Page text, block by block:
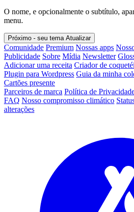
O nome, e opcionalmente o subtítulo,
menu.
Próximo - seu tema Atualizar
Comunidade Premium Nossas apps
Publicidade Sobre Mídia Newsletter
Adicionar uma receita Criador de
Plugin para Wordpress Guia da minha
Cartões presente
Parceiros de marca Política de
FAQ Nosso compromisso climático
alterações